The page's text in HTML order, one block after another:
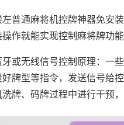
左普通麻将机控牌神器免安
作就能实现控制麻将牌功能
牙或无线信号控制原理：一
牌型等指令，发送信号给
牌、码牌过程中进行干预，